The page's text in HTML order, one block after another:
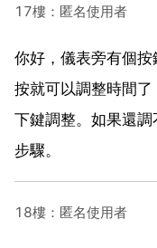
17樓：匿名使用者
你好，儀表旁有個
按就可以調整時間
下鍵調整。如果還
步驟。
18樓：匿名使用者